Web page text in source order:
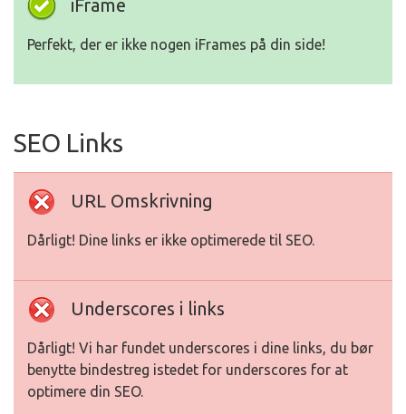
iFrame
Perfekt, der er ikke nogen iFrames på din side!
SEO Links
URL Omskrivning
Dårligt! Dine links er ikke optimerede til SEO.
Underscores i links
Dårligt! Vi har fundet underscores i dine links, du bør
benytte bindestreg istedet for underscores for at
optimere din SEO.